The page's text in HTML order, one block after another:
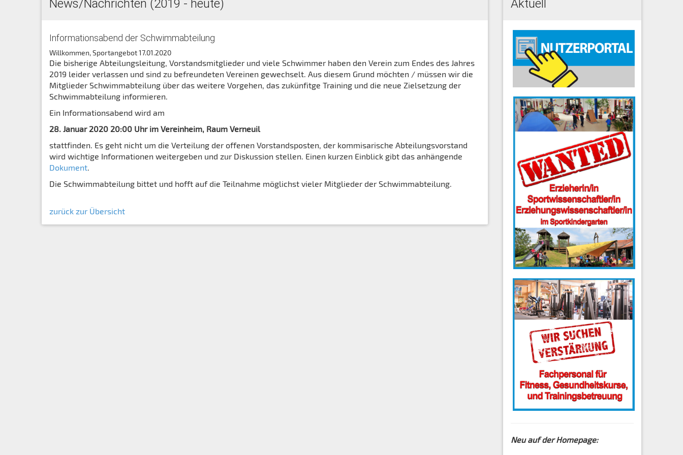
News/Nachrichten (2019 - heute)
Informationsabend der Schwimmabteilung
Willkommen, Sportangebot17.01.2020
Die bisherige Abteilungsleitung, Vorstandsmitglieder und viele Schwimmer haben den Verein zum Endes des Jahres
2019 leider verlassen und sind zu befreundeten Vereinen gewechselt. Aus diesem Grund möchten / müssen wir die
Mitglieder Schwimmabteilung über das weitere Vorgehen, das zukünfitge Training und die neue Zielsetzung der
Schwimmabteilung informieren.
Ein Informationsabend wird am
28. Januar 2020 20:00 Uhr im Vereinheim, Raum Verneuil
stattfinden. Es geht nicht um die Verteilung der offenen Vorstandsposten, der kommisarische Abteilungsvorstand
wird wichtige Informationen weitergeben und zur Diskussion stellen. Einen kurzen Einblick gibt das anhängende
Dokument.
Die Schwimmabteilung bittet und hofft auf die Teilnahme möglichst vieler Mitglieder der Schwimmabteilung.
zurück zur Übersicht
Aktuell
Neu auf der Homepage: